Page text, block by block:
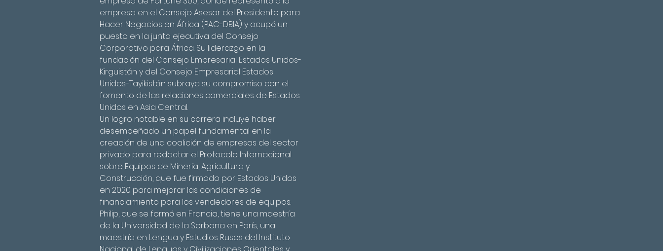
empresa en el Consejo Asesor del Presidente para
Hacer Negocios en África (PAC-DBIA) y ocupó un
puesto en la junta ejecutiva del Consejo
Corporativo para África. Su liderazgo en la
fundación del Consejo Empresarial Estados Unidos-
Kirguistán y del Consejo Empresarial Estados
Unidos-Tayikistán subraya su compromiso con el
fomento de las relaciones comerciales de Estados
Unidos en Asia Central.
Un logro notable en su carrera incluye haber
desempeñado un papel fundamental en la
creación de una coalición de empresas del sector
privado para redactar el Protocolo Internacional
sobre Equipos de Minería, Agricultura y
Construcción, que fue firmado por Estados Unidos
en 2020 para mejorar las condiciones de
financiamiento para los vendedores de equipos.
Philip, que se formó en Francia, tiene una maestría
de la Universidad de la Sorbona en París, una
maestría en Lengua y Estudios Rusos del Instituto